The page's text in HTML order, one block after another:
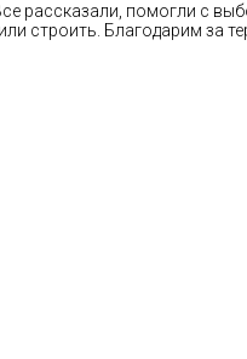
рассказали, помогли с
строить. Благодарим за